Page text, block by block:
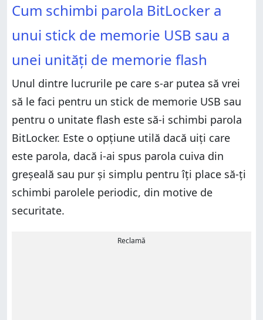
Cum schimbi parola BitLocker a
unui stick de memorie USB sau a
unei unități de memorie flash
Unul dintre lucrurile pe care s-ar putea să vrei
să le faci pentru un stick de memorie USB sau
pentru o unitate flash este să-i schimbi parola
BitLocker. Este o opțiune utilă dacă uiți care
este parola, dacă i-ai spus parola cuiva din
greșeală sau pur și simplu pentru îți place să-ți
schimbi parolele periodic, din motive de
securitate.
Reclamă